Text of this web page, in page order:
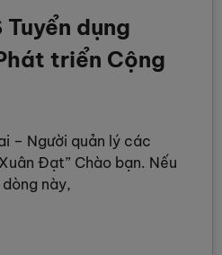
Tuyển dụng
triển Cộng
– Người quản lý các
Đạt” Chào bạn. Nếu
này,